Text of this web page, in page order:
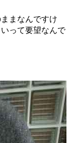
まなんですけ
って要望なんで